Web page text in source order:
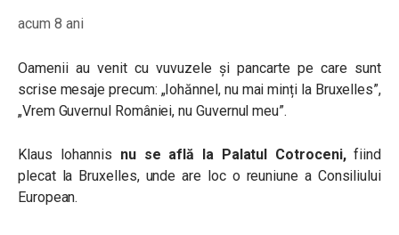
acum 8 ani
Oamenii au venit cu vuvuzele și pancarte pe care sunt
scrise mesaje precum: „Iohănnel, nu mai minți la Bruxelles”,
„Vrem Guvernul României, nu Guvernul meu”.
Klaus Iohannis nu se află la Palatul Cotroceni,fiind
plecat la Bruxelles, unde are loc o reuniune a Consiliului
European.